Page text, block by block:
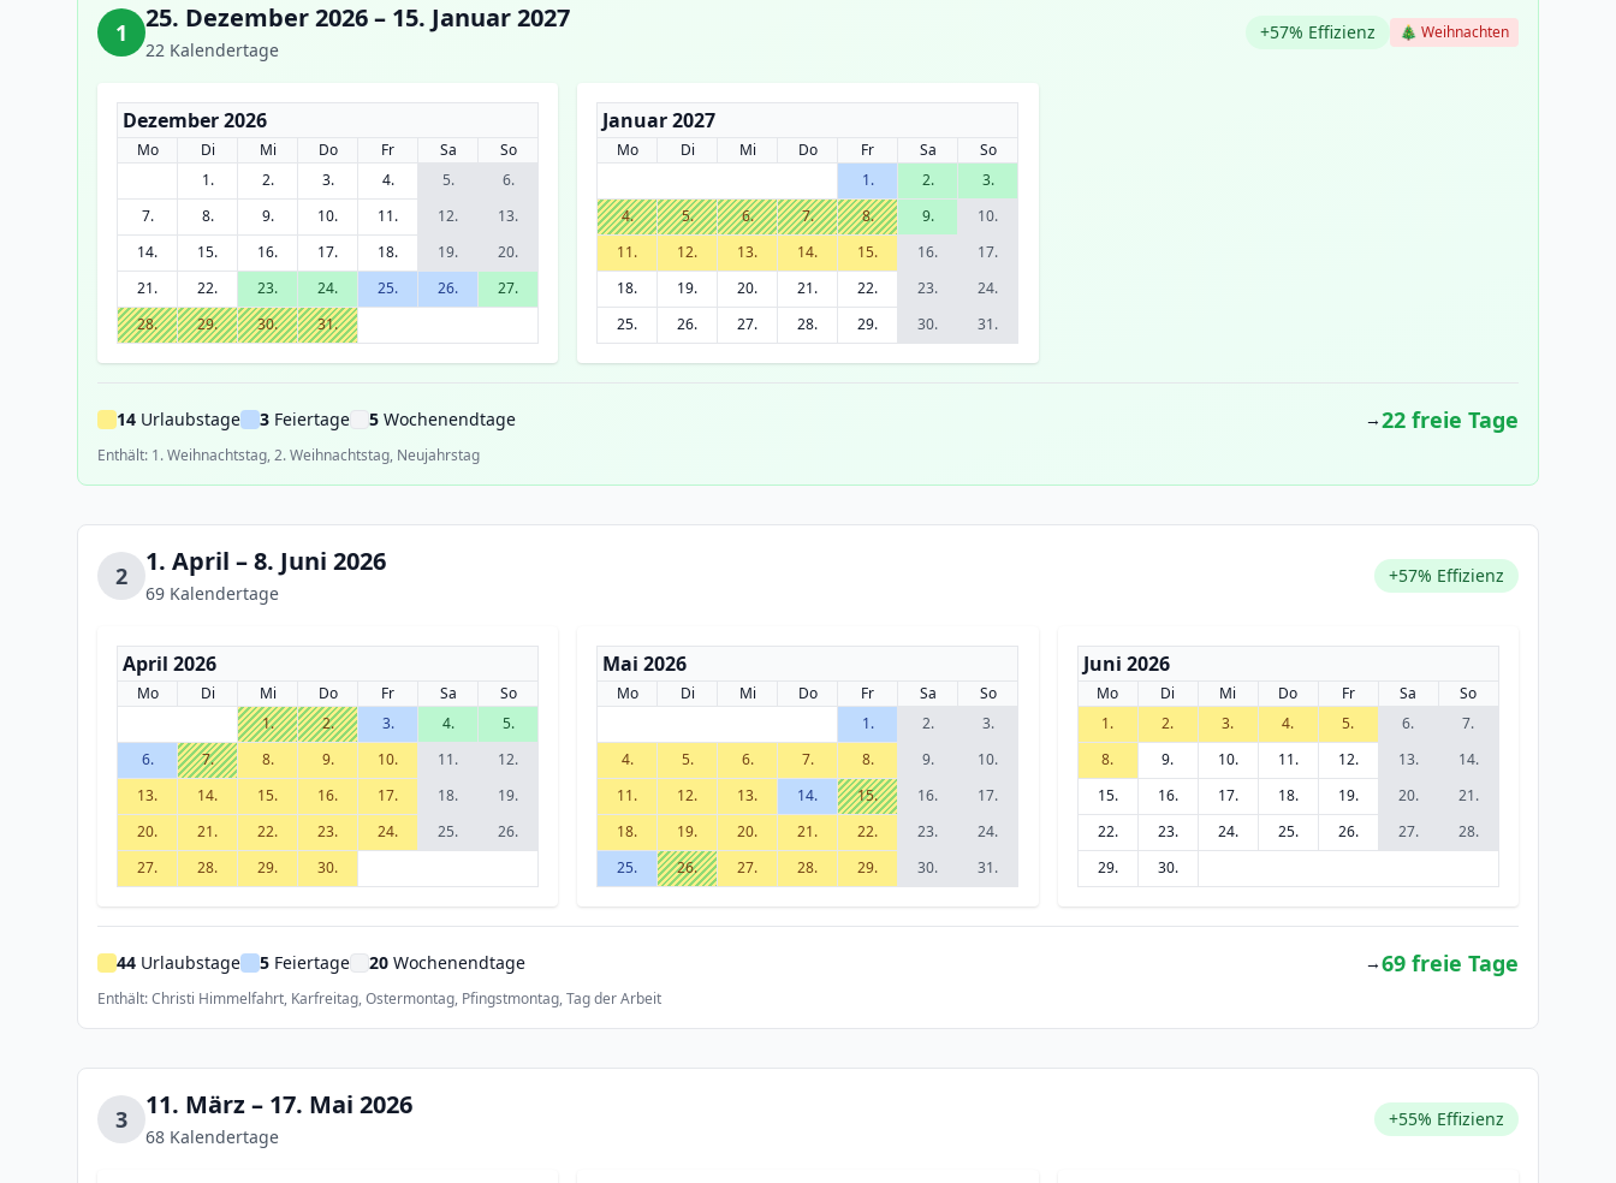
1 25. Dezember 2026 – 15. Januar 2027
22 Kalendertage
+57% Effizienz 🎄 Weihnachten
Dezember 2026
Mo Di Mi Do Fr Sa
So
1.
2. 3. 4. 5.
6.
7.
8. 9. 10. 11. 12.
13.
14.
15. 16. 17. 18. 19.
20.
21.
22. 23. 24. 25. 26.
27.
28.
29. 30. 31.
Januar 2027
Mo Di Mi Do Fr Sa
So
1.
2.
3.
4.
5. 6. 7. 8. 9.
10.
11.
12. 13. 14. 15. 16.
17.
18.
19. 20. 21. 22. 23.
24.
25.
26. 27. 28. 29. 30. 31.
14 Urlaubstage 3 Feiertage 5 Wochenendtage →22 freie Tage
Enthält: 1. Weihnachtstag, 2. Weihnachtstag, Neujahrstag
2 1. April – 8. Juni 2026
69 Kalendertage
+57% Effizienz
April 2026
Mo Di Mi Do Fr Sa
So
1.
2. 3. 4.
5.
6.
7. 8. 9. 10. 11.
12.
13.
14. 15. 16. 17. 18.
19.
20.
21. 22. 23. 24. 25.
26.
27.
28. 29. 30.
Mai 2026
Mo Di Mi Do Fr Sa
So
1.
2.
3.
4.
5. 6. 7. 8. 9.
10.
11.
12. 13. 14. 15. 16.
17.
18.
19. 20. 21. 22. 23.
24.
25.
26. 27. 28. 29. 30. 31.
Juni 2026
Mo Di Mi Do Fr Sa
So
1.
2. 3. 4. 5. 6.
7.
8.
9. 10. 11. 12. 13.
14.
15.
16. 17. 18. 19. 20.
21.
22.
23. 24. 25. 26. 27.
28.
29.
30.
44 Urlaubstage 5 Feiertage 20 Wochenendtage →69 freie Tage
Enthält: Christi Himmelfahrt, Karfreitag, Ostermontag, Pfingstmontag, Tag der Arbeit
3 11. März – 17. Mai 2026
68 Kalendertage
+55% Effizienz